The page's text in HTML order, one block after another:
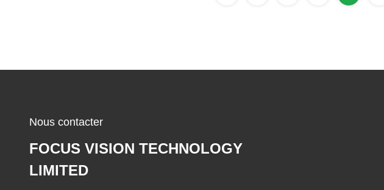
Nous contacter
FOCUS VISION TECHNOLOGY
LIMITED